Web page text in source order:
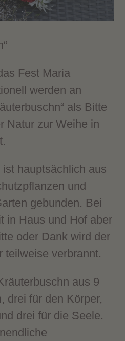
Fest Maria
werden an
als Bitte
Natur zur Weihe in
hauptsächlich aus
und
gebunden. Bei
in Haus und Hof aber
oder Dank wird der
teilweise verbrannt.
aus 9
drei für den Körper,
drei für die Seele.